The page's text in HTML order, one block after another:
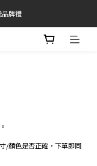
島)
品牌禮
送一
/顏色是否正確，下單即同